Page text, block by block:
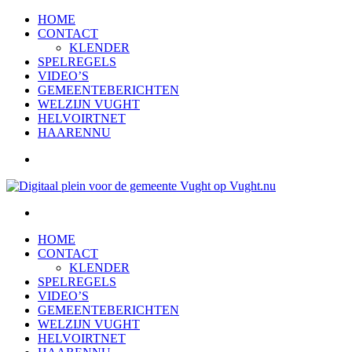
HOME
CONTACT
KLENDER
SPELREGELS
VIDEO’S
GEMEENTEBERICHTEN
WELZIJN VUGHT
HELVOIRTNET
HAARENNU
HOME
CONTACT
KLENDER
SPELREGELS
VIDEO’S
GEMEENTEBERICHTEN
WELZIJN VUGHT
HELVOIRTNET